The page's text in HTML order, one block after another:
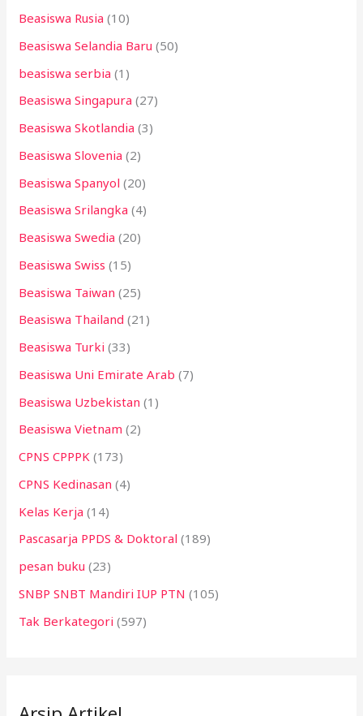
Beasiswa Rusia (10)
Beasiswa Selandia Baru (50)
beasiswa serbia (1)
Beasiswa Singapura (27)
Beasiswa Skotlandia (3)
Beasiswa Slovenia (2)
Beasiswa Spanyol (20)
Beasiswa Srilangka (4)
Beasiswa Swedia (20)
Beasiswa Swiss (15)
Beasiswa Taiwan (25)
Beasiswa Thailand (21)
Beasiswa Turki (33)
Beasiswa Uni Emirate Arab (7)
Beasiswa Uzbekistan (1)
Beasiswa Vietnam (2)
CPNS CPPPK (173)
CPNS Kedinasan (4)
Kelas Kerja (14)
Pascasarja PPDS & Doktoral (189)
pesan buku (23)
SNBP SNBT Mandiri IUP PTN (105)
Tak Berkategori (597)